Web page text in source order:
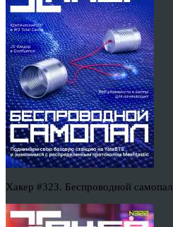
Хакер #323. Беспроводной самопал